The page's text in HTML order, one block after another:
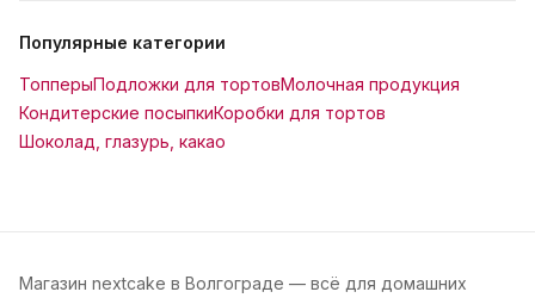
Популярные категории
ТопперыПодложки для тортовМолочная продукция
Кондитерские посыпкиКоробки для тортов
Шоколад, глазурь, какао
Магазин nextcake в Волгограде — всё для домашних